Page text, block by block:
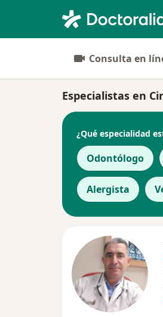
Consulta en
Especialistas en
¿Qué especialidad
Odontólogo
Alergista